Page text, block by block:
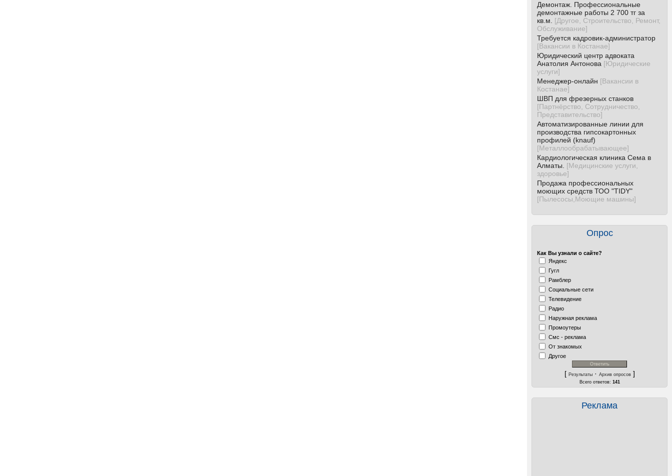
Демонтаж. Профессиональные
демонтажные работы 2 700 тг за
кв.м.
[Другое, Строительство, Ремонт,
Обслуживание]
Требуется кадровик-администратор
[Вакансии в Костанае]
Юридический центр адвоката
Анатолия Антонова [Юридические
услуги]
Менеджер-онлайн [Вакансии в
Костанае]
ШВП для фрезерных станков
[Партнёрство, Сотрудничество,
Представительство]
Автоматизированные линии для
производства гипсокартонных
профилей (knauf)
[Металлообрабатывающее]
Кардиологическая клиника Сема в
Алматы.
[Медицинские услуги,
здоровье]
Продажа профессиональных
моющих средств ТОО "TIDY"
[Пылесосы,Моющие машины]
Опрос
Как Вы узнали о сайте?
Яндекс
Гугл
Рамблер
Социальные сети
Телевидение
Радио
Наружная реклама
Промоутеры
Смс - реклама
От знакомых
Другое
[ Результаты· Архив опросов]
Всего ответов: 141
Реклама